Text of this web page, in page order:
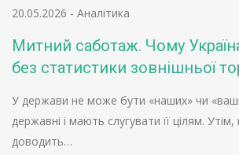
20.05.2026 - Аналітика
Митний саботаж. Чому
без статистики зовнішньої
У держави не може бути «наших» чи
державні і мають слугувати її цілям. Утім,
доводить…